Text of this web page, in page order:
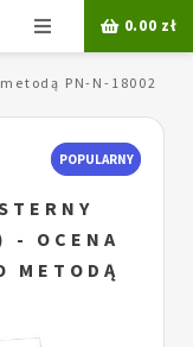
Menu 0.00 zł
PN-N-18002
POPULARNY
- OCENA
METODĄ